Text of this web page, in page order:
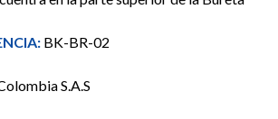
BK-BR-02
S.A.S